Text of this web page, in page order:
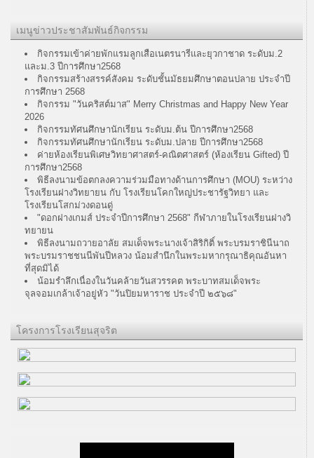
เมนูข่าวประชาสัมพันธ์กิจกรรม
กิจกรรมเข้าค่ายพักแรมลูกเสือเนตรนารีและยุวกาชาด ระดับม.2
และม.3 ปีการศึกษา2568
กิจกรรมสร้างสรรค์สังคม ระดับชั้นมัธยมศึกษาตอนปลาย ประจำปี
การศึกษา 2568
กิจกรรม "วันคริสต์มาส" Merry Christmas and Happy New Year
2026
กิจกรรมทัศนศึกษานักเรียน ระดับม.ต้น ปีการศึกษา2568
กิจกรรมทัศนศึกษานักเรียน ระดับม.ปลาย ปีการศึกษา2568
ค่ายห้องเรียนพิเศษวิทยาศาสตร์-คณิตศาสตร์ (ห้องเรียน Gifted) ปี
การศึกษา2568
พิธีลงนามข้อตกลงความร่วมมือทางด้านการศึกษา (MOU) ระหว่าง
โรงเรียนฝางวิทยายน กับ โรงเรียนโคกใหญ่ประชารัฐวิทยา และ
โรงเรียนโสกม่วงดอนดู่
"ดอกฝางเกมส์ ประจำปีการศึกษา 2568" กีฬาภายในโรงเรียนฝางวิ
ทยายน
พิธีลงนามถวายอาลัย สมเด็จพระนางเจ้าสิริกิติ์ พระบรมราชินีนาถ
พระบรมราชชนนีพันปีหลวง น้อมสำนึกในพระมหากรุณาธิคุณอันหา
ที่สุดมิได้
น้อมรำลึกเนื่องในวันคล้ายวันสวรรคต พระบาทสมเด็จพระ
จุลจอมเกล้าเจ้าอยู่หัว "วันปิยมหาราช ประจำปี ๒๕๖๘"
โครงการโรงเรียนสุจริต